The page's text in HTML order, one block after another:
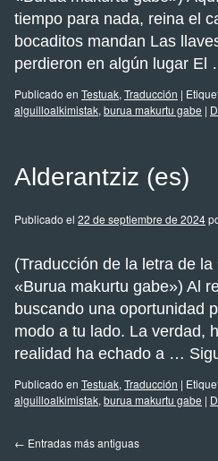
tiempo para nada, reina el
bocaditos mandan Las
perdieron en algún lugar El
Publicado en Testuak, Traducción |
alguilloalkimistak, burua makurtu gabe |
Alderantziz (es)
Publicado el 22 de septiembre de 2024
(Traducción de la letra de
«Burua makurtu gabe») Al
buscando una oportunidad
modo a tu lado. La verdad,
realidad ha echado a …
Publicado en Testuak, Traducción |
alguilloalkimistak, burua makurtu gabe |
← Entradas más antiguas